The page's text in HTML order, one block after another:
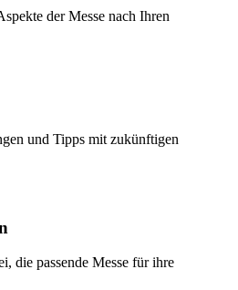
der Messe nach Ihren
und Tipps mit zukünftigen
die passende Messe für ihre